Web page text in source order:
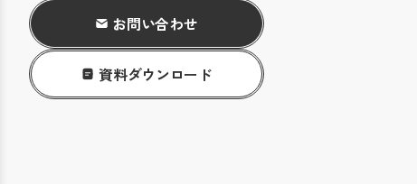
お問い合わせ
資料ダウンロード